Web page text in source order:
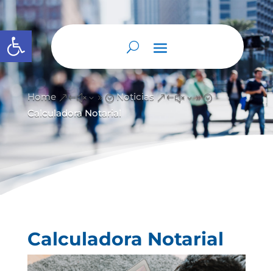
Abrir barra de herramientas
Home &#x39; Noticias &#x39;
Calculadora Notarial
Calculadora Notarial